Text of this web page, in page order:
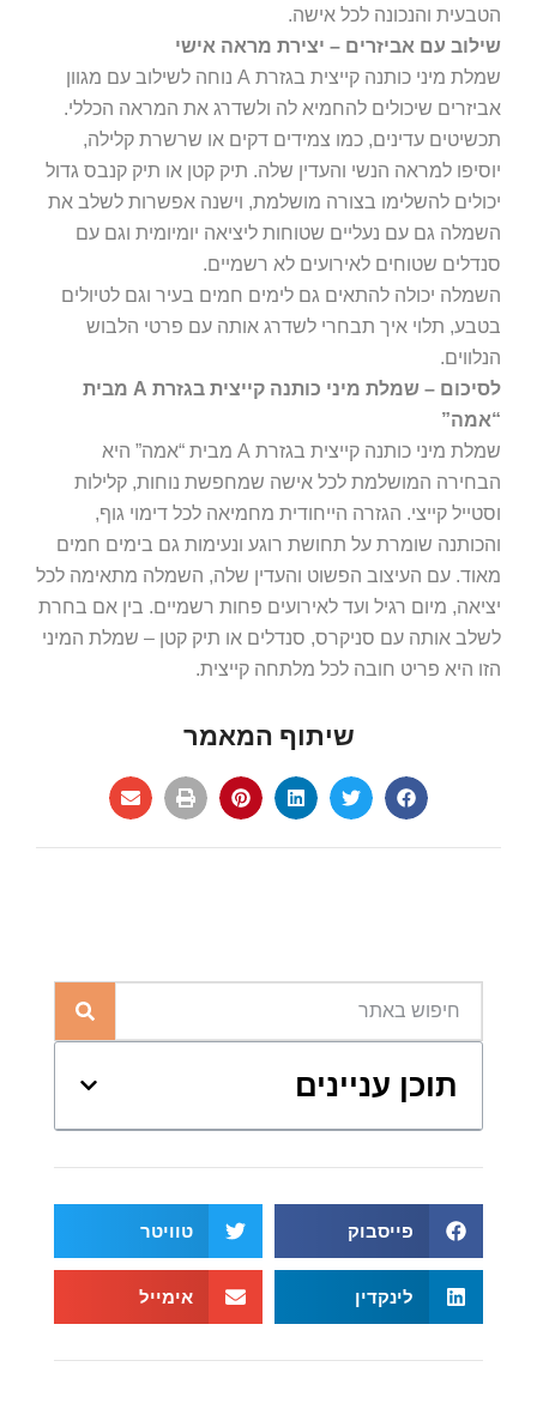
הטבעית והנכונה לכל אישה.
שילוב עם אביזרים – יצירת מראה אישי
שמלת מיני כותנה קייצית בגזרת A נוחה לשילוב עם מגוון
אביזרים שיכולים להחמיא לה ולשדרג את המראה הכללי.
תכשיטים עדינים, כמו צמידים דקים או שרשרת קלילה,
יוסיפו למראה הנשי והעדין שלה. תיק קטן או תיק קנבס גדול
יכולים להשלימו בצורה מושלמת, וישנה אפשרות לשלב את
השמלה גם עם נעליים שטוחות ליציאה יומיומית וגם עם
סנדלים שטוחים לאירועים לא רשמיים.
השמלה יכולה להתאים גם לימים חמים בעיר וגם לטיולים
בטבע, תלוי איך תבחרי לשדרג אותה עם פרטי הלבוש
הנלווים.
לסיכום – שמלת מיני כותנה קייצית בגזרת A מבית
“אמה”
שמלת מיני כותנה קייצית בגזרת A מבית “אמה” היא
הבחירה המושלמת לכל אישה שמחפשת נוחות, קלילות
וסטייל קייצי. הגזרה הייחודית מחמיאה לכל דימוי גוף,
והכותנה שומרת על תחושת רוגע ונעימות גם בימים חמים
מאוד. עם העיצוב הפשוט והעדין שלה, השמלה מתאימה לכל
יציאה, מיום רגיל ועד לאירועים פחות רשמיים. בין אם בחרת
לשלב אותה עם סניקרס, סנדלים או תיק קטן – שמלת המיני
הזו היא פריט חובה לכל מלתחה קייצית.
שיתוף המאמר
תוכן עניינים
פייסבוק טוויטר
לינקדין אימייל